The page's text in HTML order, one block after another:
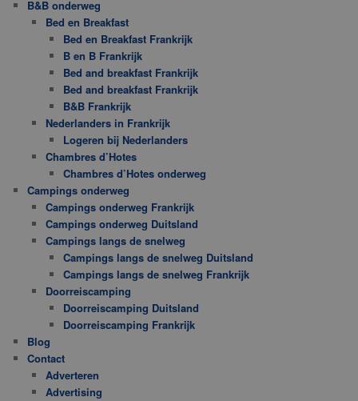
B&B onderweg
Bed en Breakfast
Bed en Breakfast Frankrijk
B en B Frankrijk
Bed and breakfast Frankrijk
Bed and breakfast Frankrijk
B&B Frankrijk
Nederlanders in Frankrijk
Logeren bij Nederlanders
Chambres d’Hotes
Chambres d’Hotes onderweg
Campings onderweg
Campings onderweg Frankrijk
Campings onderweg Duitsland
Campings langs de snelweg
Campings langs de snelweg Duitsland
Campings langs de snelweg Frankrijk
Doorreiscamping
Doorreiscamping Duitsland
Doorreiscamping Frankrijk
Blog
Contact
Adverteren
Advertising